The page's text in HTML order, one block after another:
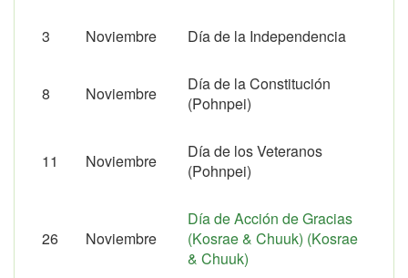
3 Noviembre Día de la Independencia
8 Noviembre
Día de la Constitución
(Pohnpei)
11 Noviembre
Día de los Veteranos
(Pohnpei)
26 Noviembre
Día de Acción de Gracias
(Kosrae & Chuuk) (Kosrae
& Chuuk)